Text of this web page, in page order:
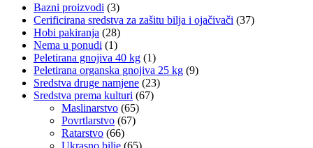
Bazni proizvodi (3)
Cerificirana sredstva za zašitu bilja i ojačivači (37)
Hobi pakiranja (28)
Nema u ponudi (1)
Peletirana gnojiva 40 kg (1)
Peletirana organska gnojiva 25 kg (9)
Sredstva druge namjene (23)
Sredstva prema kulturi (67)
Maslinarstvo (65)
Povrtlarstvo (67)
Ratarstvo (66)
Ukrasno bilje (65)